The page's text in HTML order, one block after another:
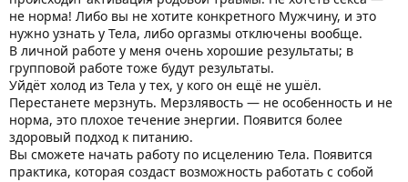
не норма! Либо вы не хотите конкретного Мужчину, и это
нужно узнать у Тела, либо оргазмы отключены вообще.
В личной работе у меня очень хорошие результаты; в
групповой работе тоже будут результаты.
Уйдёт холод из Тела у тех, у кого он ещё не ушёл.
Перестанете мерзнуть. Мерзлявость — не особенность и не
норма, это плохое течение энергии. Появится более
здоровый подход к питанию.
Вы сможете начать работу по исцелению Тела. Появится
практика, которая создаст возможность работать с собой